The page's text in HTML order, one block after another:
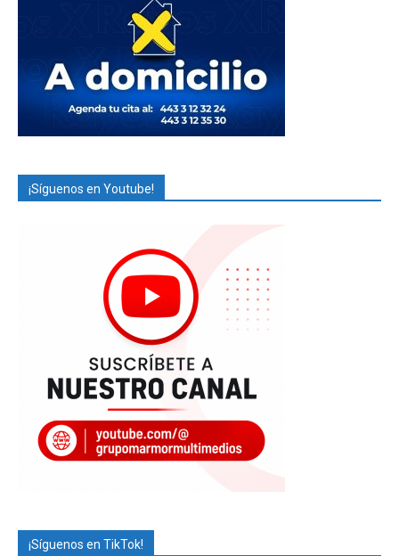
¡Síguenos en Youtube!
¡Síguenos en TikTok!